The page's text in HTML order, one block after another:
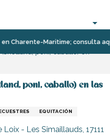
Charente-Maritime; consulta aquí
Deporte
poni, caballo) en las
EQUITACIÓN
- Les Simaillauds, 17111